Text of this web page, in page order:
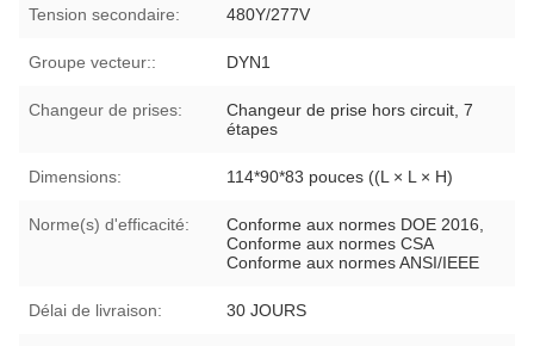
Tension secondaire: 480Y/277V
Groupe vecteur:: DYN1
Changeur de prises:
Changeur de prise hors circuit, 7
étapes
Dimensions: 114*90*83 pouces ((L × L × H)
Norme(s) d'efficacité:
Conforme aux normes DOE 2016,
Conforme aux normes CSA
Conforme aux normes ANSI/IEEE
Délai de livraison: 30 JOURS